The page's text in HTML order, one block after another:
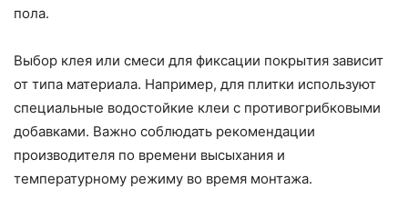
пола.
Выбор клея или смеси для фиксации покрытия зависит
от типа материала. Например, для плитки используют
специальные водостойкие клеи с противогрибковыми
добавками. Важно соблюдать рекомендации
производителя по времени высыхания и
температурному режиму во время монтажа.